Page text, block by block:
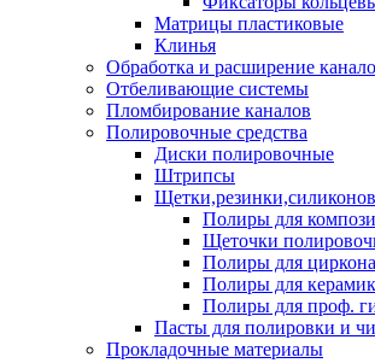
Матрицы пластиковые
Клинья
Обработка и расширение
Отбеливающие системы
Пломбирование каналов
Полировочные средства
Диски полировочные
Штрипсы
Полиры для
Щеточки
Полиры для циркона
Полиры для
Полиры для проф.
Пасты для полировки и
Прокладочные материалы